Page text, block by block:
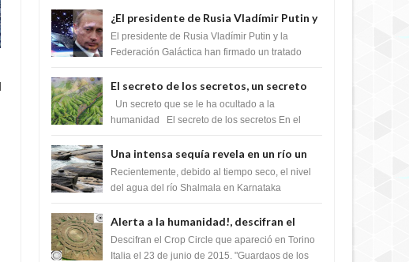
¿El presidente de Rusia Vladímir Putin y
la Federación Galactica han firmado un
tratado para acabar con los Sionistas?
El presidente de Rusia Vladímir Putin y la
Federación Galáctica han firmado un tratado
Si...
El secreto de los secretos, un secreto
que cambiaría por completo el destino
de la humanidad
Un secreto que se le ha ocultado a la
humanidad El secreto de los secretos En el
m...
Una intensa sequía revela en un río un
impresionante hallazgo de miles de
Shiva Lingas
Recientemente, debido al tiempo seco, el nivel
del agua del río Shalmala en Karnataka
Shiv...
Alerta a la humanidad!, descifran el
mensaje del Crop Circle de Torino ,Italia
Descifran el Crop Circle que apareció en Torino
Italia el 23 de junio de 2015. "Guardaos de los